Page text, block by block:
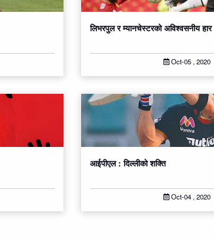
लिभरपुल र म्यानचेस्टरको अविश्‍वसनीय हार
Oct-05 , 2020
आईपीएल : दिल्लीको शक्ति
Oct-04 , 2020